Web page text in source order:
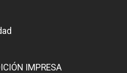
IMPRESA